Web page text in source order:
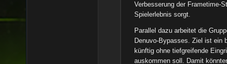
Verbesserung der Frametime-
Spielerlebnis sorgt.
Parallel dazu arbeitet die
Denuvo-Bypasses. Ziel ist ein
künftig ohne tiefgreifende
auskommen soll. Damit